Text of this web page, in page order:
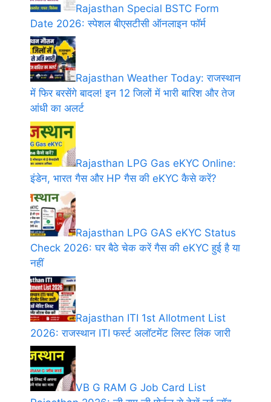
Rajasthan Special BSTC Form
Date 2026: स्पेशल बीएसटीसी ऑनलाइन फॉर्म
Rajasthan Weather Today: राजस्थान
में फिर बरसेंगे बादल! इन 12 जिलों में भारी बारिश और तेज
आंधी का अलर्ट
Rajasthan LPG Gas eKYC Online:
इंडेन, भारत गैस और HP गैस की eKYC कैसे करें?
Rajasthan LPG GAS eKYC Status
Check 2026: घर बैठे चेक करें गैस की eKYC हुई है या
नहीं
Rajasthan ITI 1st Allotment List
2026: राजस्थान ITI फर्स्ट अलॉटमेंट लिस्ट लिंक जारी
VB G RAM G Job Card List